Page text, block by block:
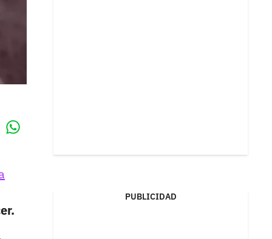
PUBLICIDAD